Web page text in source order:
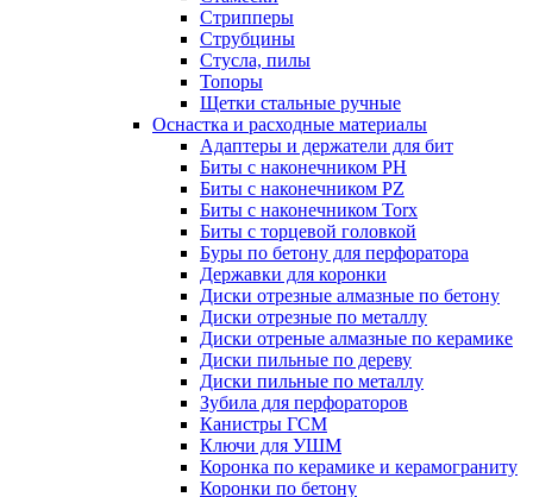
Стрипперы
Струбцины
Стусла, пилы
Топоры
Щетки стальные ручные
Оснастка и расходные материалы
Адаптеры и держатели для бит
Биты с наконечником PH
Биты с наконечником PZ
Биты с наконечником Torx
Биты с торцевой головкой
Буры по бетону для перфоратора
Державки для коронки
Диски отрезные алмазные по бетону
Диски отрезные по металлу
Диски отреные алмазные по керамике
Диски пильные по дереву
Диски пильные по металлу
Зубила для перфораторов
Канистры ГСМ
Ключи для УШМ
Коронка по керамике и керамограниту
Коронки по бетону